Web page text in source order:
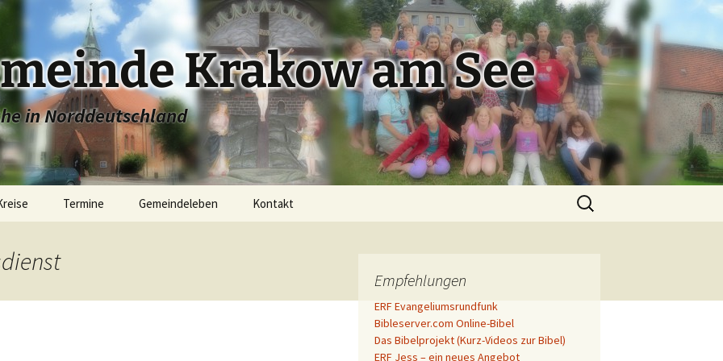
Krakow am See
in Norddeutschland
Termine Gemeindeleben Kontakt
Suchen
nach:
Empfehlungen
ERF Evangeliumsrundfunk
Bibleserver.com Online-Bibel
Das Bibelprojekt (Kurz-Videos zur Bibel)
ERF Jess – ein neues Angebot